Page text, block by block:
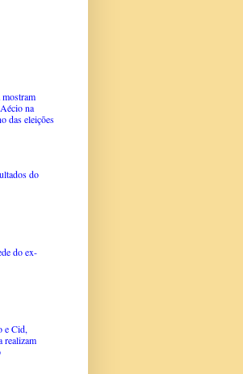
na
das eleições
do
do ex-
e Cid,
realizam